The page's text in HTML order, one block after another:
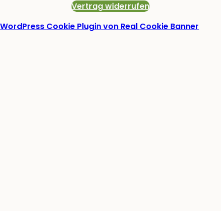
Vertrag widerrufen
WordPress Cookie Plugin von Real Cookie Banner